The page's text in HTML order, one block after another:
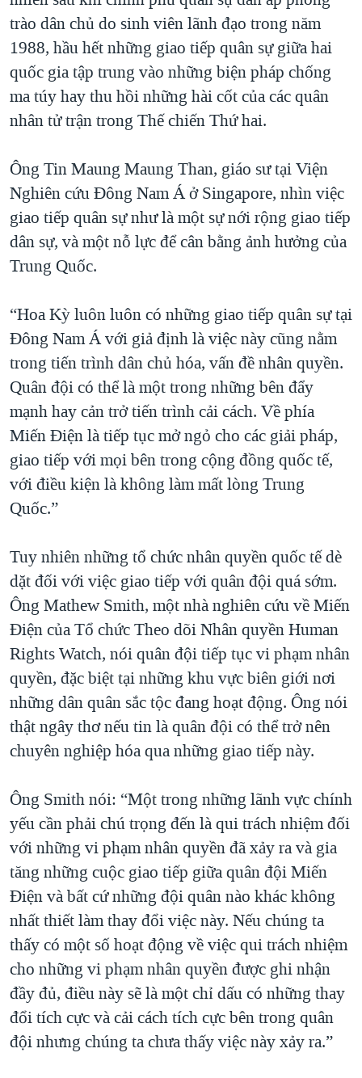
trào dân chủ do sinh viên lãnh đạo trong năm
1988, hầu hết những giao tiếp quân sự giữa hai
quốc gia tập trung vào những biện pháp chống
ma túy hay thu hồi những hài cốt của các quân
nhân tử trận trong Thế chiến Thứ hai.
Ông Tin Maung Maung Than, giáo sư tại Viện
Nghiên cứu Đông Nam Á ở Singapore, nhìn việc
giao tiếp quân sự như là một sự nới rộng giao tiếp
dân sự, và một nỗ lực để cân bằng ảnh hưởng của
Trung Quốc.
“Hoa Kỳ luôn luôn có những giao tiếp quân sự tại
Đông Nam Á với giả định là việc này cũng nằm
trong tiến trình dân chủ hóa, vấn đề nhân quyền.
Quân đội có thể là một trong những bên đẩy
mạnh hay cản trở tiến trình cải cách. Về phía
Miến Điện là tiếp tục mở ngỏ cho các giải pháp,
giao tiếp với mọi bên trong cộng đồng quốc tế,
với điều kiện là không làm mất lòng Trung
Quốc.”
Tuy nhiên những tổ chức nhân quyền quốc tế dè
dặt đối với việc giao tiếp với quân đội quá sớm.
Ông Mathew Smith, một nhà nghiên cứu về Miến
Điện của Tổ chức Theo dõi Nhân quyền Human
Rights Watch, nói quân đội tiếp tục vi phạm nhân
quyền, đặc biệt tại những khu vực biên giới nơi
những dân quân sắc tộc đang hoạt động. Ông nói
thật ngây thơ nếu tin là quân đội có thể trở nên
chuyên nghiệp hóa qua những giao tiếp này.
Ông Smith nói: “Một trong những lãnh vực chính
yếu cần phải chú trọng đến là qui trách nhiệm đối
với những vi phạm nhân quyền đã xảy ra và gia
tăng những cuộc giao tiếp giữa quân đội Miến
Điện và bất cứ những đội quân nào khác không
nhất thiết làm thay đổi việc này. Nếu chúng ta
thấy có một số hoạt động về việc qui trách nhiệm
cho những vi phạm nhân quyền được ghi nhận
đầy đủ, điều này sẽ là một chỉ dấu có những thay
đổi tích cực và cải cách tích cực bên trong quân
đội nhưng chúng ta chưa thấy việc này xảy ra.”